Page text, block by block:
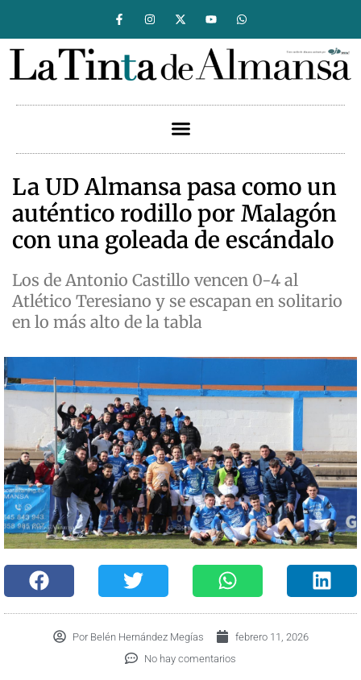
La UD Almansa pasa como un
auténtico rodillo por Malagón
con una goleada de escándalo
Los de Antonio Castillo vencen 0-4 al
Atlético Teresiano y se escapan en solitario
en lo más alto de la tabla
PorBelén Hernández Megías
febrero 11, 2026
No hay comentarios